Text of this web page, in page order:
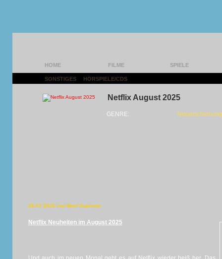
HOME FILME SPIELE
SONSTIGES HÖRSPIELE/CDS
Netflix August 2025
GENRE:
29.07.2025 von Beef Supreme
Netflix Neuheiten im August 2025